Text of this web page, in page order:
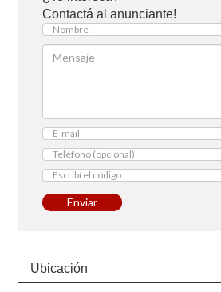
Contactá al anunciante!
Enviar
Ubicación